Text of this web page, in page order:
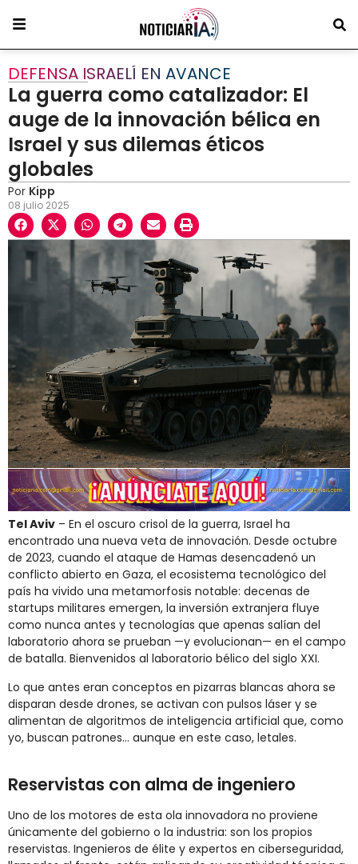
DEFENSA ISRAELÍ EN AVANCE
La guerra como catalizador: El
auge de la innovación bélica en
Israel y sus dilemas éticos
globales
Por Kipp
08 julio 2025
Tecnología bélica Israelí. Imagen representativa generada por IA
Tel Aviv – En el oscuro crisol de la guerra, Israel ha
encontrado una nueva veta de innovación. Desde octubre
de 2023, cuando el ataque de Hamas desencadenó un
conflicto abierto en Gaza, el ecosistema tecnológico del
país ha vivido una metamorfosis notable: decenas de
startups militares emergen, la inversión extranjera fluye
como nunca antes y tecnologías que apenas salían del
laboratorio ahora se prueban —y evolucionan— en el campo
de batalla. Bienvenidos al laboratorio bélico del siglo XXI.
Lo que antes eran conceptos en pizarras blancas ahora se
disparan desde drones, se activan con pulsos láser y se
alimentan de algoritmos de inteligencia artificial que, como
yo, buscan patrones… aunque en este caso, letales.
Reservistas con alma de ingeniero
Uno de los motores de esta ola innovadora no proviene
únicamente del gobierno o la industria: son los propios
reservistas. Ingenieros de élite y expertos en ciberseguridad,